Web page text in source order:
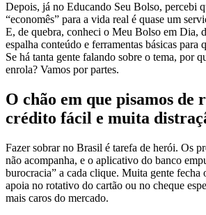
Depois, já no Educando Seu Bolso, percebi
“economês” para a vida real é quase um
E, de quebra, conheci o Meu Bolso em
espalha conteúdo e ferramentas básicas para
Se há tanta gente falando sobre o tema, por
enrola? Vamos por partes.
O chão em que pisamos de
crédito fácil e muita
Fazer sobrar no Brasil é tarefa de herói. Os
não acompanha, e o aplicativo do banco
burocracia” a cada clique. Muita gente fecha
apoia no rotativo do cartão ou no cheque
mais caros do mercado.